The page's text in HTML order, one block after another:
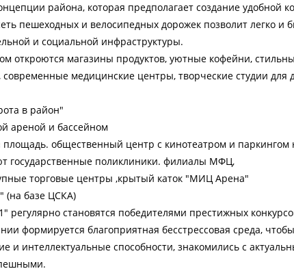
района, которая предполагает создание удобной
пешеходных и велосипедных дорожек позволит легко и
и социальной инфраструктуры.
откроются магазины продуктов, уютные кофейни,
медицинские центры, творческие студии для
в район"
ареной и бассейном
площадь. общественный центр с кинотеатром и
государственные поликлиники. филиалы МФЦ,
торговые центры ,крытый каток "МИЦ Арена"
(на базе ЦСКА)
регулярно становятся победителями престижных
формируется благоприятная бесстрессовая среда,
и интеллектуальные способности, знакомились с